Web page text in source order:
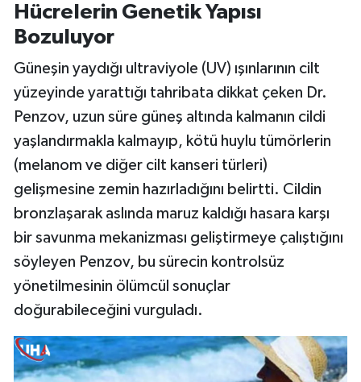
Hücrelerin Genetik Yapısı
Bozuluyor
Güneşin yaydığı ultraviyole (UV) ışınlarının cilt
yüzeyinde yarattığı tahribata dikkat çeken Dr.
Penzov, uzun süre güneş altında kalmanın cildi
yaşlandırmakla kalmayıp, kötü huylu tümörlerin
(melanom ve diğer cilt kanseri türleri)
gelişmesine zemin hazırladığını belirtti. Cildin
bronzlaşarak aslında maruz kaldığı hasara karşı
bir savunma mekanizması geliştirmeye çalıştığını
söyleyen Penzov, bu sürecin kontrolsüz
yönetilmesinin ölümcül sonuçlar
doğurabileceğini vurguladı.